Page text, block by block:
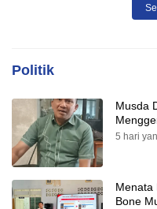
Politik
Musda
5 hari
Menata
Bone